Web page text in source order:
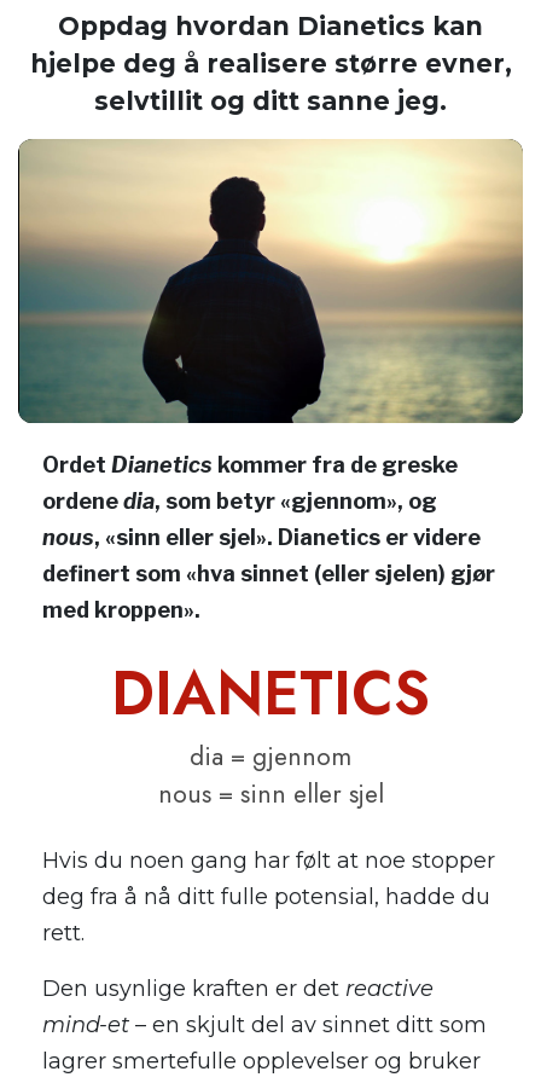
Oppdag hvordan Dianetics kan
hjelpe deg å realisere større evner,
selvtillit og ditt sanne jeg.
Ordet Dianetics kommer fra de greske
ordenedia, som betyr «gjennom», og
nous, «sinn eller sjel». Dianetics er videre
definert som «hva sinnet (eller sjelen) gjør
med kroppen».
DIANETICS
dia = gjennom
nous = sinn eller sjel
Hvis du noen gang har følt at noe stopper
deg fra å nå ditt fulle potensial, hadde du
rett.
Den usynlige kraften er det reactive
mind-et – en skjult del av sinnet ditt som
lagrer smertefulle opplevelser og bruker